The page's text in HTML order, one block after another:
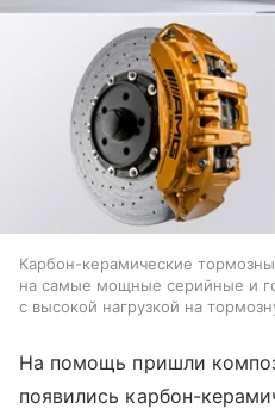
Карбон-керамические
на самые мощные серийные и
с высокой нагрузкой на
На помощь пришли
появились карбон-